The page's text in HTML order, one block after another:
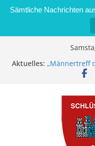
Sämtliche Nachrichten
Aktuelles: „Männertreff
der
Brand in
Kontrolle
Stadt